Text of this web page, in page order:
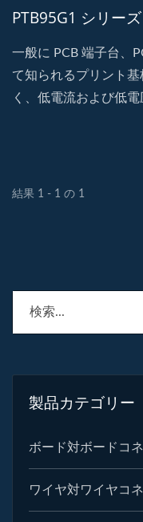
PTB95G1 シリーズ
一般に PCB 端子台、
て知られるプリント
く、低電流および低
み合わせ式または単体
結果 1 - 1 の 1
製品カテゴリー
ボード対ボードコ
ワイヤ対ワイヤコ